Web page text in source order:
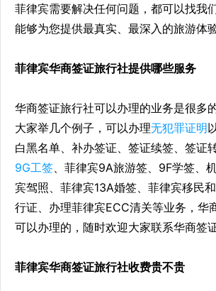
菲律宾需要解决任何问题，都可以找我
能够为您提供最真实、最深入的旅游体验
菲律宾华商签证旅行社提供哪些服务
华商签证旅行社可以办理的业务是很多
大家举几个例子，可以办理无犯罪证明
白黑名单、补办签证、签证续签、签证
9G工签 、菲律宾9A旅游签、9F学签、
宾驾照、菲律宾13A婚签、菲律宾移民
行证、办理菲律宾ECC清关等业务，华
可以办理的，随时欢迎大家联系华商签证
菲律宾华商签证旅行社收费贵不贵